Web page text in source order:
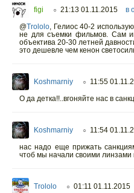
figi ○ 21:13 01.11.2015 в
@Trololo Гелиос 40-2
не для съемки фильмов. Сам
объектива 20-30 летней
это дешевле чем кенон
Koshmarniy ○ 11:55
О да детка!!..вгоняйте нас в
Koshmarniy ○ 11:54
нас надо еще прижать
чтоб мы начали своими линзами
Trololo ○ 01:11 01.11.2015